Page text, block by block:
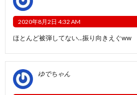
2020年8月2日 4:32 AM
ほとんど被弾してない…振り向きえぐww
ゆでちゃん